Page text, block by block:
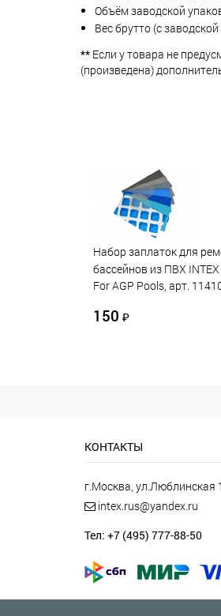
Объём заводской
Вес брутто (с
** Если у товара не
(произведена)
Набор заплаток для
бассейнов из ПВХ
For AGP Pools, арт.
150 ₽
КОНТАКТЫ
г.Москва, ул.Люблинская 1
intex.rus@yandex.ru
Тел: +7 (495) 777-88-50